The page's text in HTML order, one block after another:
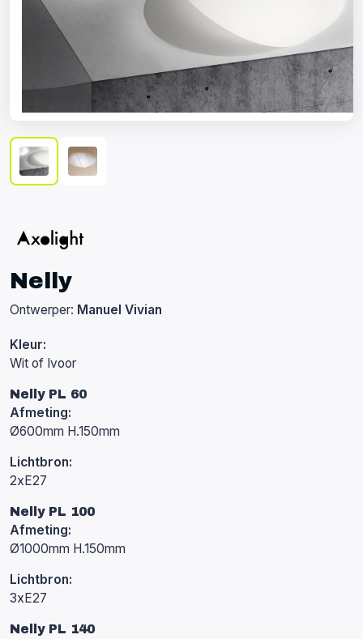
Nelly
Ontwerper: Manuel Vivian
Kleur:
Wit of Ivoor
Nelly PL 60
Afmeting:
Ø600mm H.150mm
Lichtbron:
2xE27
Nelly PL 100
Afmeting:
Ø1000mm H.150mm
Lichtbron:
3xE27
Nelly PL 140